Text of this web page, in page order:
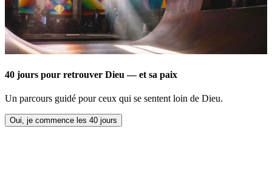
40 jours pour retrouver Dieu — et sa paix
Un parcours guidé pour ceux qui se sentent loin de Dieu.
Oui, je commence les 40 jours